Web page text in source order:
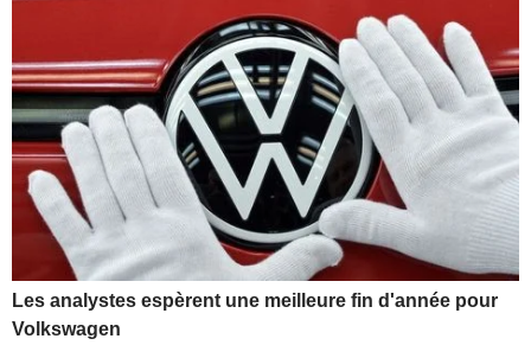
Les analystes espèrent une meilleure fin d'année pour
Volkswagen